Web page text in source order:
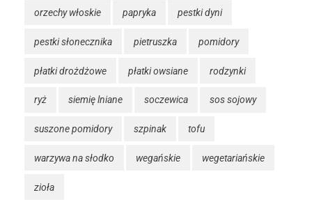
orzechy włoskie papryka pestki dyni
pestki słonecznika pietruszka pomidory
płatki drożdżowe płatki owsiane rodzynki
ryż siemię lniane soczewica sos sojowy
suszone pomidory szpinak tofu
warzywa na słodko wegańskie wegetariańskie
zioła